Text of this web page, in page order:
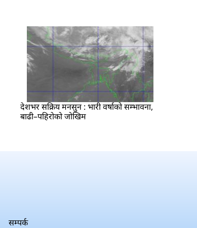
देशभर सक्रिय मनसुन : भारी वर्षाको सम्भावना,
बाढी–पहिरोको जोखिम
सम्पर्क